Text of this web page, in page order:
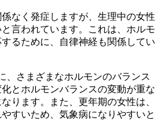
なく発症しますが、生理中の女性
言われています。これは、ホルモ
るために、自律神経も関係してい
、さまざまなホルモンのバランス
とホルモンバランスの変動が重な
ります。また、更年期の女性は、
すいため、気象病になりやすいと